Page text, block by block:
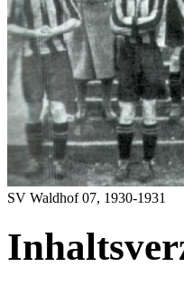
SV Waldhof 07, 1930-1931